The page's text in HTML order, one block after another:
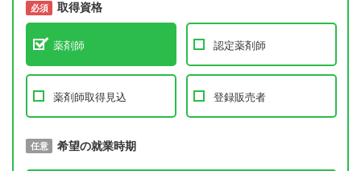
必須 取得資格
薬剤師 認定薬剤師
薬剤師取得見込 登録販売者
必須 取得予定年
任意 希望の就業時期